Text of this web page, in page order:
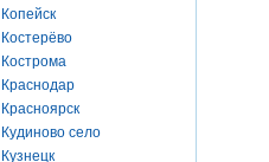
Копейск
Костерёво
Кострома
Краснодар
Красноярск
Кудиново село
Кузнецк